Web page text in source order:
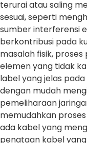
terurai atau saling
sesuai, seperti
sumber interferensi
berkontribusi pada
masalah fisik,
elemen yang tidak
label yang jelas
dengan mudah
pemeliharaan
memudahkan
ada kabel yang
penataan kabel